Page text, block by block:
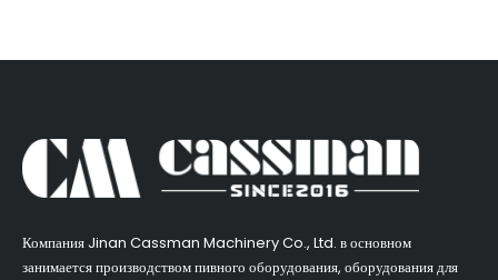
Компания Jinan Cassman Machinery Co., Ltd. в основном
занимается производством пивного оборудования, оборудования для